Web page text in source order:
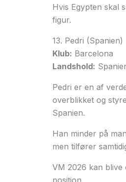
Hvis Egypten skal
figur.
13. Pedri (Spanien)
Klub: Barcelona
Landshold:
Pedri er en af
overblikket og
Spanien.
Han minder på
men tilfører
VM 2026 kan blive